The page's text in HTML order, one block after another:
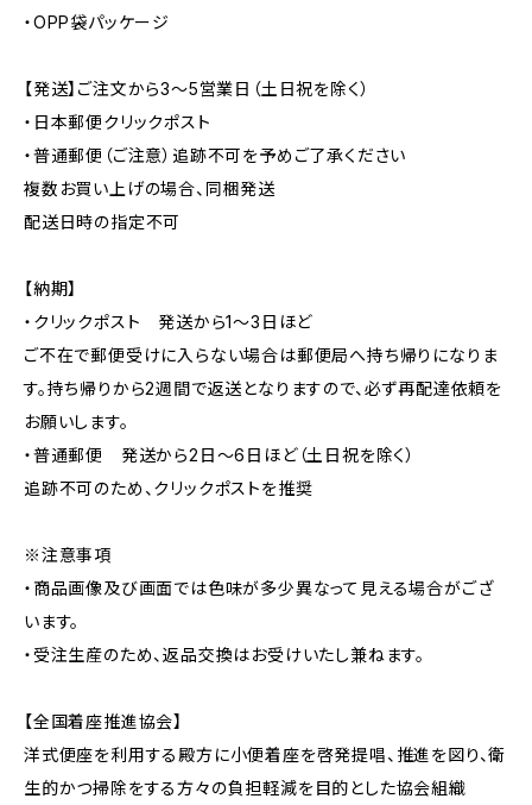
・OPP袋パッケージ
【発送】ご注文から3〜5営業日（土日祝を除く）
・日本郵便クリックポスト
・普通郵便（ご注意）追跡不可を予めご了承ください
複数お買い上げの場合、同梱発送
配送日時の指定不可
【納期】
・クリックポスト 発送から1〜3日ほど
ご不在で郵便受けに入らない場合は郵便局へ持ち帰りになりま
す。持ち帰りから2週間で返送となりますので、必ず再配達依頼を
お願いします。
・普通郵便 発送から2日〜6日ほど（土日祝を除く）
追跡不可のため、クリックポストを推奨
※注意事項
・商品画像及び画面では色味が多少異なって見える場合がござ
います。
・受注生産のため、返品交換はお受けいたし兼ねます。
【全国着座推進協会】
洋式便座を利用する殿方に小便着座を啓発提唱、推進を図り、衛
生的かつ掃除をする方々の負担軽減を目的とした協会組織